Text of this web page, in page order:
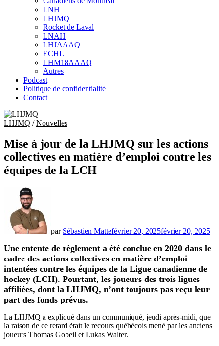
sub
menu
LNH
LHJMQ
Rocket de Laval
LNAH
LHJAAAQ
ECHL
LHM18AAAQ
Autres
Podcast
Politique de confidentialité
Contact
LHJMQ /Nouvelles
Mise à jour de la LHJMQ sur les actions
collectives en matière d’emploi contre les
équipes de la LCH
par Sébastien Mattefévrier 20, 2025février 20, 2025
Une entente de règlement a été conclue en 2020 dans le
cadre des actions collectives en matière d’emploi
intentées contre les équipes de la Ligue canadienne de
hockey (LCH). Pourtant, les joueurs des trois ligues
affiliées, dont la LHJMQ, n’ont toujours pas reçu leur
part des fonds prévus.
La LHJMQ a expliqué dans un communiqué, jeudi après-midi, que
la raison de ce retard était le recours québécois mené par les anciens
joueurs Thomas Gobeil et Lukas Walter.